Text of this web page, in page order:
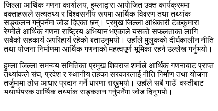
जिल्ला आर्थिक गणना कार्यालय, हुम्लाद्वारा आयोजित उक्त कार्यक्रममा
वक्ताहरूले सत्यतथ्य र विश्वसनीय रूपमा आर्थिक विवरण तथा तथ्यांक
सङ्कलन गर्नुपर्नेमा जोड दिएका छन्। प्रमुख जिल्ला अधिकारी टेककुमारा
रेग्मीले आर्थिक गणना राष्ट्रिय अभियान भएकाले यसको सफलताका लागि
सबैको सहकार्य अपरिहार्य रहेको बताउनुभयो। उहाँले मुलुकको दीर्घकालीन नीति
तथा योजना निर्माणमा आर्थिक गणनाको महत्वपूर्ण भूमिका रहने उल्लेख गर्नुभयो।
हुम्ला जिल्ला समन्वय समितिका प्रमुख शिवराज शर्माले आर्थिक गणनाबाट प्राप्त
तथ्यांकले संघ, प्रदेश र स्थानीय तहका सरकारलाई नीति निर्माण तथा योजना
तर्जुमामा ठोस आधार प्रदान गर्ने धारणा राख्नुभयो। उहाँले सबै गाउँ–वस्तीबाट
यथार्थपरक आर्थिक तथ्यांक सङ्कलन गर्नुपर्नेमा जोड दिनुभयो।